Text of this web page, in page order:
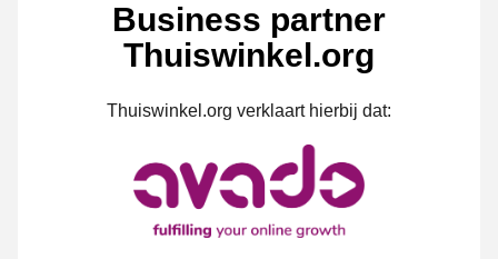
Business partner
Thuiswinkel.org
Thuiswinkel.org verklaart hierbij dat: